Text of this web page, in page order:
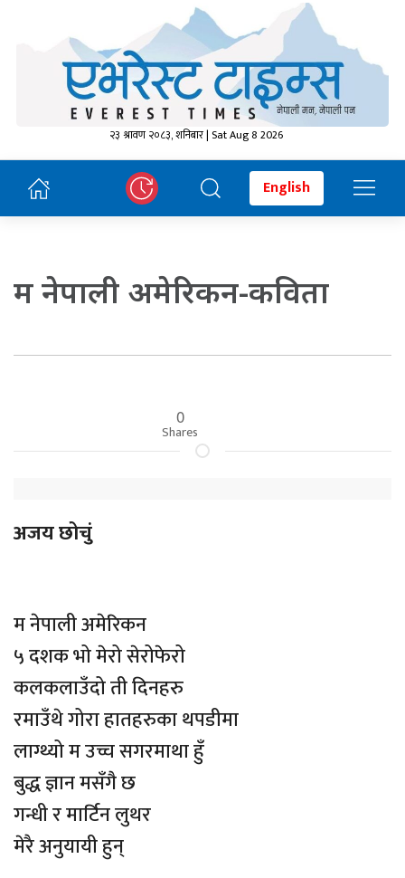
२३ श्रावण २०८३, शनिबार | Sat Aug 8 2026
English
म नेपाली अमेरिकन-कविता
0
Shares
अजय छोचुं
म नेपाली अमेरिकन
५ दशक भो मेरो सेरोफेरो
कलकलाउँदो ती दिनहरु
रमाउँथे गोरा हातहरुका थपडीमा
लाग्थ्यो म उच्च सगरमाथा हुँ
बुद्ध ज्ञान मसँगै छ
गन्धी र मार्टिन लुथर
मेरै अनुयायी हुन्